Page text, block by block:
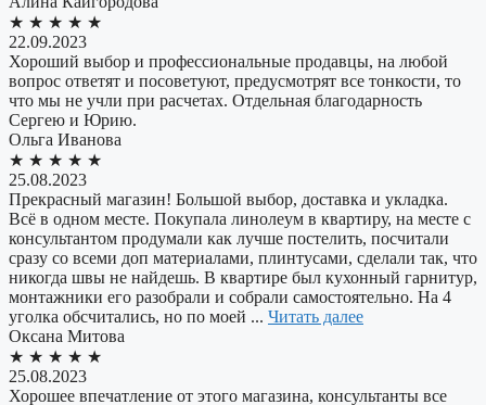
★ ★ ★ ★ ★
22.09.2023
Хороший выбор и профессиональные продавцы, на любой
вопрос ответят и посоветуют, предусмотрят все тонкости, то
что мы не учли при расчетах. Отдельная благодарность
Сергею и Юрию.
​Ольга Иванова
★ ★ ★ ★ ★
25.08.2023
Прекрасный магазин! Большой выбор, доставка и укладка.
Всё в одном месте. Покупала линолеум в квартиру, на месте с
консультантом продумали как лучше постелить, посчитали
сразу со всеми доп материалами, плинтусами, сделали так, что
никогда швы не найдешь. В квартире был кухонный гарнитур,
монтажники его разобрали и собрали самостоятельно. На 4
уголка обсчитались, но по моей ... Читать далее
Оксана Митова
★ ★ ★ ★ ★
25.08.2023
Хорошее впечатление от этого магазина, консультанты все